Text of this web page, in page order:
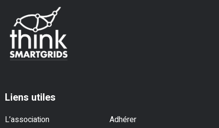
Liens utiles
L’association
Adhérer